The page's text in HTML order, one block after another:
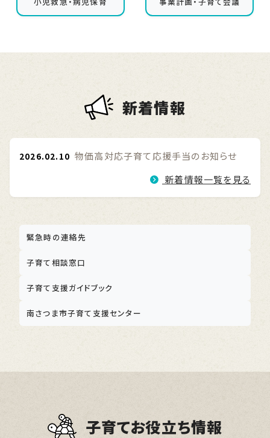
新着情報
2026.02.10 物価高対応子育て応援手当のお知らせ
新着情報一覧を見る
緊急時の連絡先
子育て相談窓口
子育て支援ガイドブック
南さつま市子育て支援センター
子育てお役立ち情報